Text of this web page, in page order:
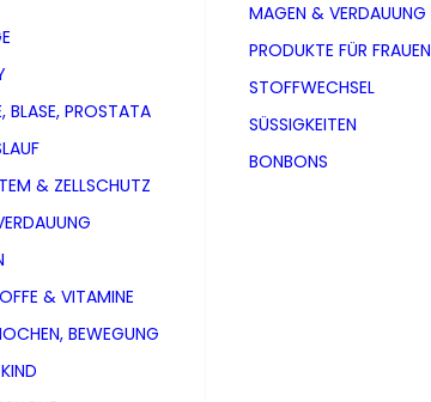
BLASE, PROSTATA
& ZELLSCHUTZ
& VITAMINE
BEWEGUNG
MAGEN & VERDAUUNG
PRODUKTE FÜR FRAUEN
STOFFWECHSEL
SÜSSIGKEITEN
BONBONS
HAARPFLEGE